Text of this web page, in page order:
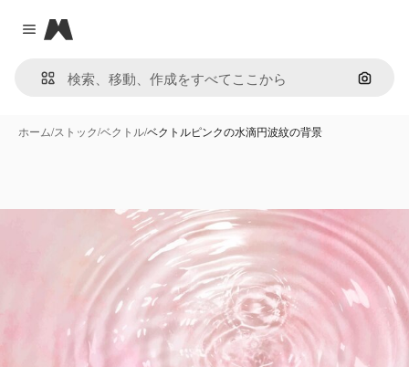
Close menu
Magnific
画像で
ホーム/ストック/ベクトル/ベクトルピンクの水滴円波紋の背景